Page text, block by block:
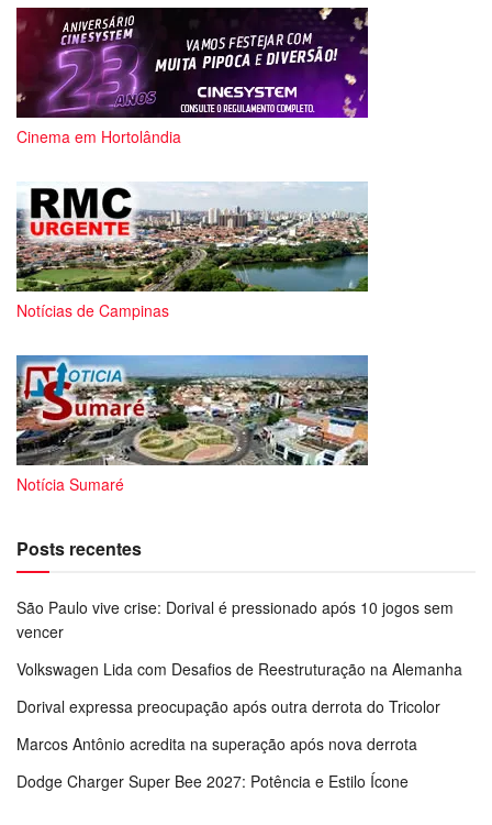
Cinema em Hortolândia
Notícias de Campinas
Notícia Sumaré
Posts recentes
São Paulo vive crise: Dorival é pressionado após 10 jogos sem
vencer
Volkswagen Lida com Desafios de Reestruturação na Alemanha
Dorival expressa preocupação após outra derrota do Tricolor
Marcos Antônio acredita na superação após nova derrota
Dodge Charger Super Bee 2027: Potência e Estilo Ícone